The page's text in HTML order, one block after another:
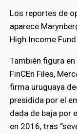
Los reportes de
aparece
High Income Fund.
También figura
FinCEn Files,
firma uruguaya
presidida por el
dada de baja por
en 2016, tras